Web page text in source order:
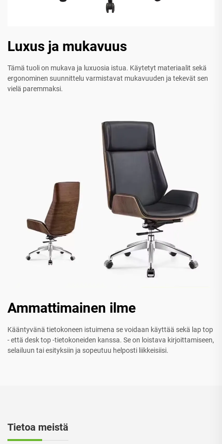
Luxus ja mukavuus
Tämä tuoli on mukava ja luxuosia istua. Käytetyt materiaalit sekä
ergonominen suunnittelu varmistavat mukavuuden ja tekevät sen
vielä paremmaksi.
Ammattimainen ilme
Kääntyvänä tietokoneen istuimena se voidaan käyttää sekä lap top
- että desk top -tietokoneiden kanssa. Se on loistava kirjoittamiseen,
selailuun tai esityksiin ja sopeutuu helposti liikkeisiisi.
Tietoa meistä